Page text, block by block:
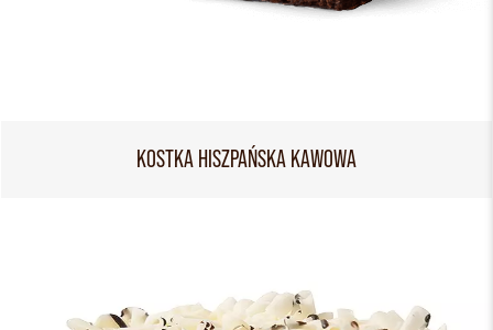
KOSTKA HISZPAŃSKA KAWOWA